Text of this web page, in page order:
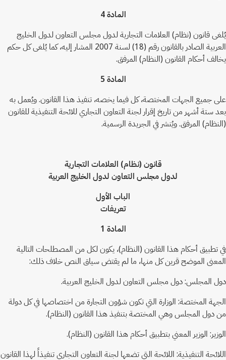
المادة 4
يُلغى قانون (نظام) العلامات التجارية لدول مجلس التعاون لدول الخليج
العربية الصادر بالقانون رقم (18) لسنة 2007 المشار إليه، كما يُلغى كل حكم
يخالف أحكام القانون (النظام) المرفق.
المادة 5
على جميع الجهات المختصة، كل فيما يخصه، تنفيذ هذا القانون. ويُعمل به
بعد ستة أشهر من تاريخ إقرار لجنة التعاون التجاري للائحة التنفيذية للقانون
(النظام) المرفق. ويُنشر في الجريدة الرسمية.
قانون (نظام) العلامات التجارية
لدول مجلس التعاون لدول الخليج العربية
الباب الأول
تعريفات
المادة 1
في تطبيق أحكام هذا القانون (النظام)، يكون لكل من المصطلحات التالية
المعنى الموضح قرين كل منها، ما لم يقتض سياق النص خلاف ذلك:
دول المجلس: دول مجلس التعاون لدول الخليج العربية.
الجهة المختصة: الوزارة التي تكون شؤون التجارة من اختصاصها في كل دولة
من دول المجلس وهي المختصة بتنفيذ هذا القانون (النظام).
الوزير: الوزير المعني بتطبيق أحكام هذا القانون (النظام).
اللائحة التنفيذية: اللائحة التي تضعها لجنة التعاون التجاري تنفيذاً لهذا القانون